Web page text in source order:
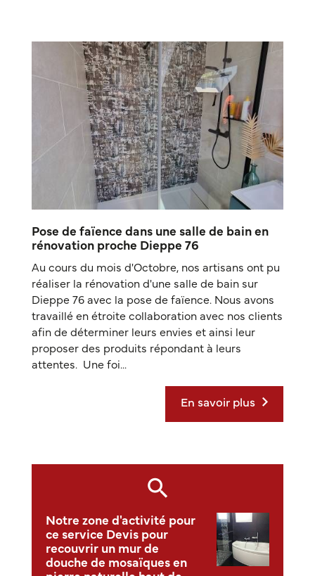
Pose de faïence dans une salle de bain en
rénovation proche Dieppe 76
Au cours du mois d'Octobre, nos artisans ont pu
réaliser la rénovation d'une salle de bain sur
Dieppe 76 avec la pose de faïence. Nous avons
travaillé en étroite collaboration avec nos clients
afin de déterminer leurs envies et ainsi leur
proposer des produits répondant à leurs
attentes. Une foi...
En savoir plus
Notre zone d'activité pour
ce service Devis pour
recouvrir un mur de
douche de mosaïques en